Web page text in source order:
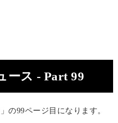
ース - Part 99
の99ページ目になります。